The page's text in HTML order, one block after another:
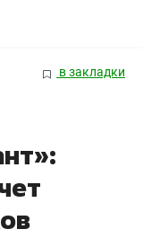
в закладки